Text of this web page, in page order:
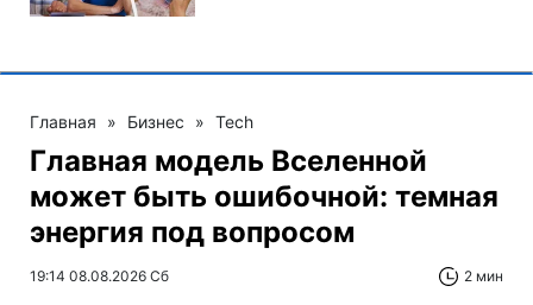
Главная » Бизнес » Tech
Главная модель Вселенной
может быть ошибочной: темная
энергия под вопросом
19:14 08.08.2026 Сб 2 мин